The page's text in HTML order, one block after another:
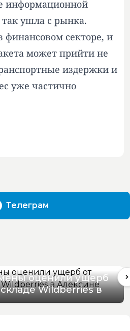
информационной
ушла с рынка.
финансовом секторе, и
может прийти не
издержки и
уже частично
Телеграм
оценили ущерб
Wildberries в